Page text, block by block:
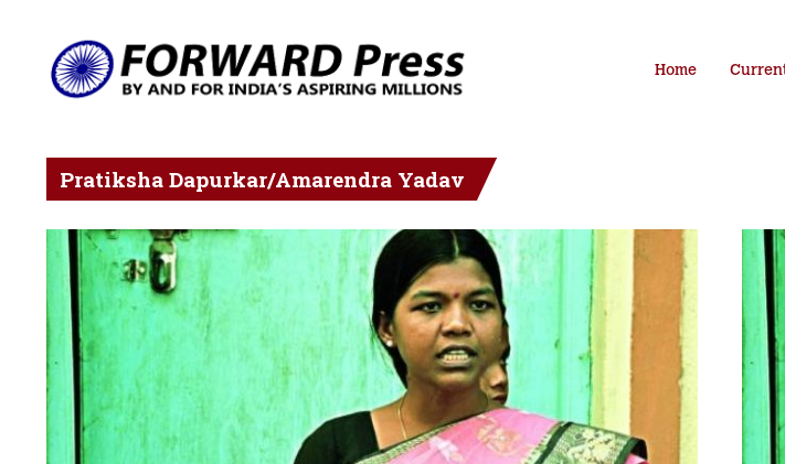
Home
Pratiksha Dapurkar/Amarendra Yadav